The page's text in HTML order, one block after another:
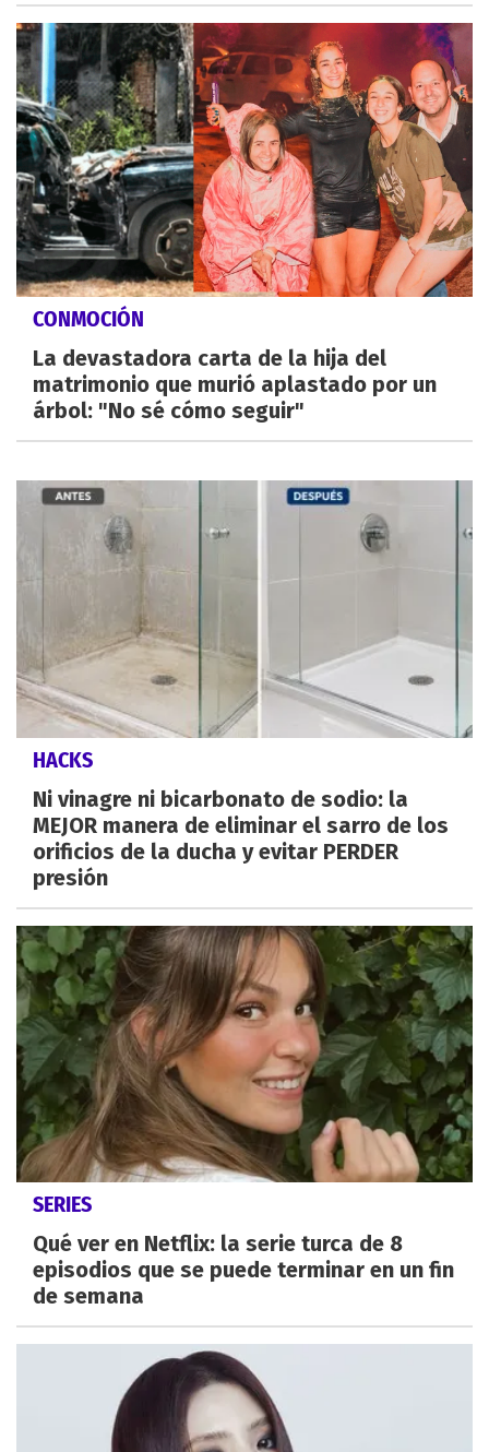
CONMOCIÓN
La devastadora carta de la hija del
matrimonio que murió aplastado por un
árbol: "No sé cómo seguir"
HACKS
Ni vinagre ni bicarbonato de sodio: la
MEJOR manera de eliminar el sarro de los
orificios de la ducha y evitar PERDER
presión
SERIES
Qué ver en Netflix: la serie turca de 8
episodios que se puede terminar en un fin
de semana